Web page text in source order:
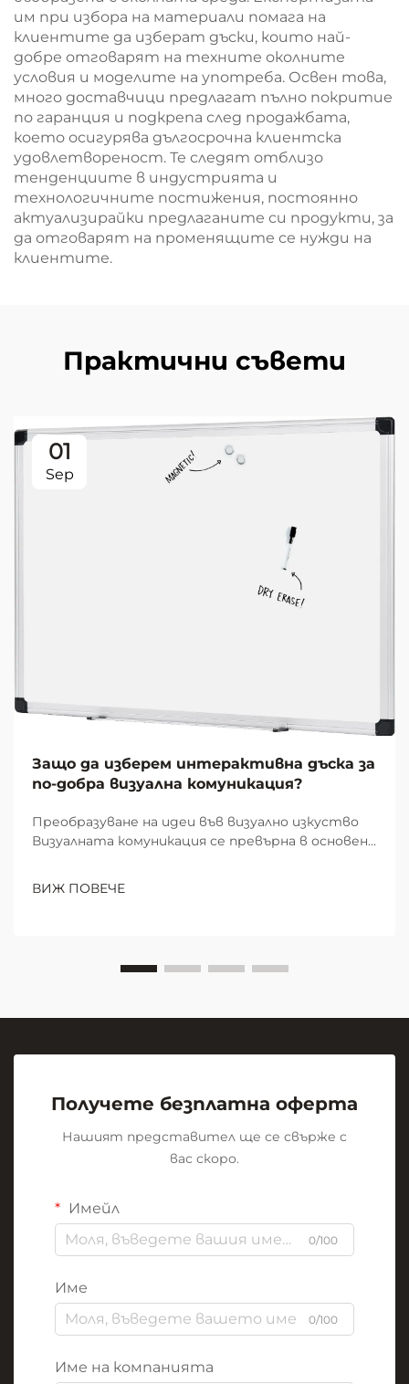
им при избора на материали помага на
клиентите да изберат дъски, които най-
добре отговарят на техните околните
условия и моделите на употреба. Освен това,
много доставчици предлагат пълно покритие
по гаранция и подкрепа след продажбата,
което осигурява дългосрочна клиентска
удовлетвореност. Те следят отблизо
тенденциите в индустрията и
технологичните постижения, постоянно
актуализирайки предлаганите си продукти, за
да отговарят на променящите се нужди на
клиентите.
Практични съвети
01
Sep
Защо да изберем интерактивна дъска за
по-добра визуална комуникация?
Преобразуване на идеи във визуално изкуство
Визуалната комуникация се превърна в основен
образователни среди. В центъра на тази
ВИЖ ПОВЕЧЕ
Получете безплатна оферта
Нашият представител ще се свърже с
вас скоро.
Имейл
0/100
Име
0/100
Име на компанията